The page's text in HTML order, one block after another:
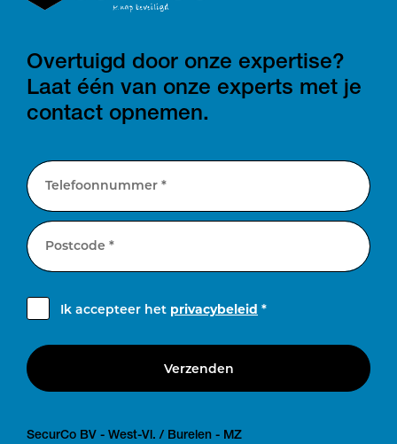
Overtuigd door onze expertise?
Laat één van onze experts met je
contact opnemen.
Telefoonnummer *
Postcode *
Ik accepteer het privacybeleid *
Verzenden
SecurCo BV - West-Vl. / Burelen - MZ